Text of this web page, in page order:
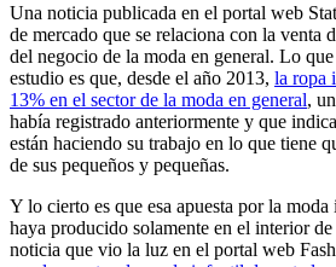
Una noticia publicada en el portal web
de mercado que se relaciona con la venta
del negocio de la moda en general. Lo
estudio es que, desde el año 2013, la ropa
13% en el sector de la moda en general,
había registrado anteriormente y que
están haciendo su trabajo en lo que tiene
de sus pequeños y pequeñas.
Y lo cierto es que esa apuesta por la
haya producido solamente en el interior
noticia que vio la luz en el portal web